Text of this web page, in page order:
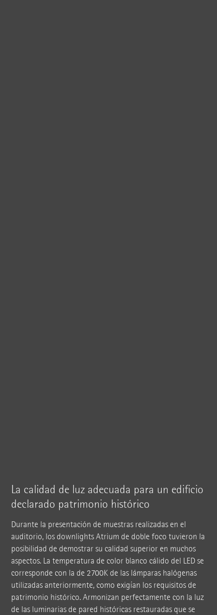
La calidad de luz adecuada para un edificio
declarado patrimonio histórico
Durante la presentación de muestras realizadas en el
auditorio, los downlights Atrium de doble foco tuvieron la
posibilidad de demostrar su calidad superior en muchos
aspectos. La temperatura de color blanco cálido del LED se
corresponde con la de 2700K de las lámparas halógenas
utilizadas anteriormente, como exigían los requisitos de
patrimonio histórico. Armonizan perfectamente con la luz
de las luminarias de pared históricas restauradas que se